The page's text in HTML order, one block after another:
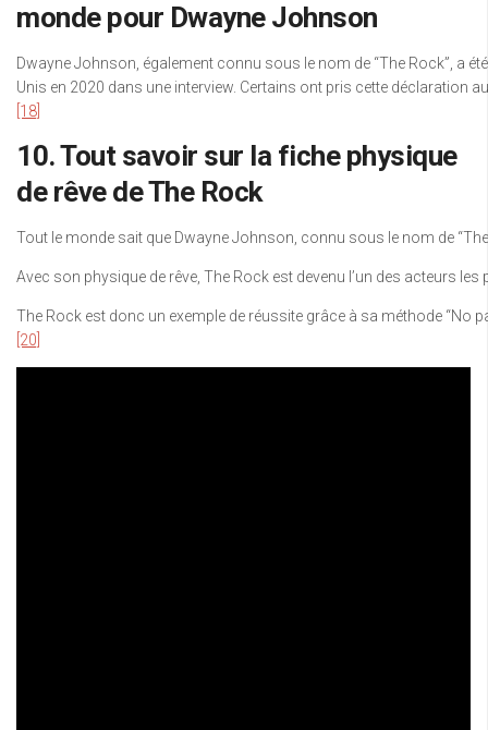
monde pour Dwayne Johnson
Dwayne Johnson, également connu sous le nom de “The Rock”, a
Unis en 2020 dans une interview. Certains ont pris cette déclaration
[18]
10. Tout savoir sur la fiche physique
de rêve de The Rock
Tout le monde sait que Dwayne Johnson, connu sous le nom de
Avec son physique de rêve, The Rock est devenu l’un des acteurs
The Rock est donc un exemple de réussite grâce à sa méthode “No
[20]